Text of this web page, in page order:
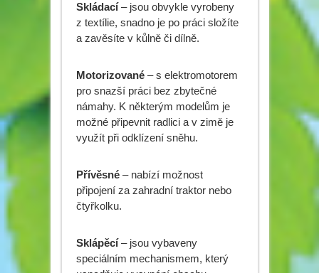
Skládací– jsou obvykle vyrobeny
z textílie, snadno je po práci složíte
a zavěsíte v kůlně či dílně.
Motorizované – s elektromotorem
pro snazší práci bez zbytečné
námahy. K některým modelům je
možné připevnit radlici a v zimě je
využít při odklízení sněhu.
Přívěsné– nabízí možnost
připojení za zahradní traktor nebo
čtyřkolku.
Sklápěcí– jsou vybaveny
speciálním mechanismem, který